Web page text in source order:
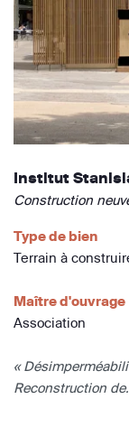
Institut
Construction
Type de bien
Terrain à
Maître d'ouvrage
Association
«
Reconstruction